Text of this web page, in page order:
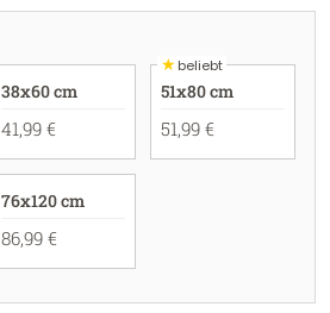
38x60 cm
41,99 €
★beliebt
51x80 cm
51,99 €
76x120 cm
86,99 €